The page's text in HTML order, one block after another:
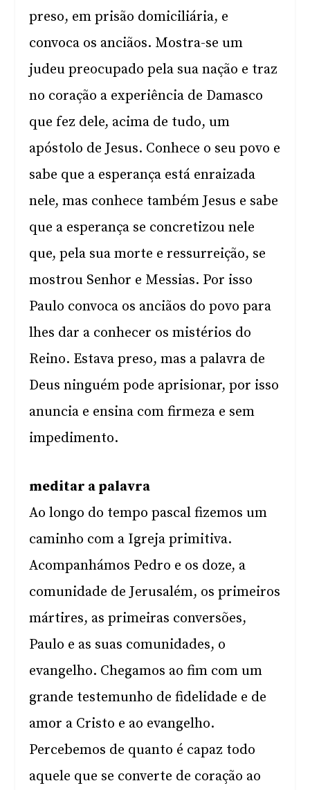
preso, em prisão domiciliária, e
convoca os anciãos. Mostra-se um
judeu preocupado pela sua nação e traz
no coração a experiência de Damasco
que fez dele, acima de tudo, um
apóstolo de Jesus. Conhece o seu povo e
sabe que a esperança está enraizada
nele, mas conhece também Jesus e sabe
que a esperança se concretizou nele
que, pela sua morte e ressurreição, se
mostrou Senhor e Messias. Por isso
Paulo convoca os anciãos do povo para
lhes dar a conhecer os mistérios do
Reino. Estava preso, mas a palavra de
Deus ninguém pode aprisionar, por isso
anuncia e ensina com firmeza e sem
impedimento.
meditar a palavra
Ao longo do tempo pascal fizemos um
caminho com a Igreja primitiva.
Acompanhámos Pedro e os doze, a
comunidade de Jerusalém, os primeiros
mártires, as primeiras conversões,
Paulo e as suas comunidades, o
evangelho. Chegamos ao fim com um
grande testemunho de fidelidade e de
amor a Cristo e ao evangelho.
Percebemos de quanto é capaz todo
aquele que se converte de coração ao